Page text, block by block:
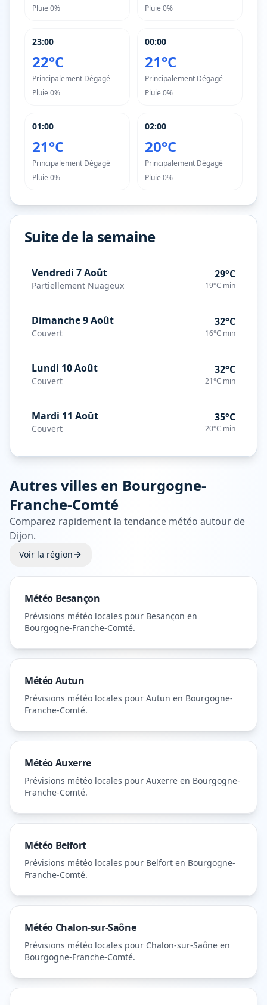
Pluie 0%
Pluie 0%
23:00
22°C
Principalement Dégagé
Pluie 0%
00:00
21°C
Principalement Dégagé
Pluie 0%
01:00
21°C
Principalement Dégagé
Pluie 0%
02:00
20°C
Principalement Dégagé
Pluie 0%
Suite de la semaine
Vendredi 7 Août
Partiellement Nuageux
29°C
19°C min
Dimanche 9 Août
Couvert
32°C
16°C min
Lundi 10 Août
Couvert
32°C
21°C min
Mardi 11 Août
Couvert
35°C
20°C min
Autres villes en Bourgogne-
Franche-Comté
Comparez rapidement la tendance météo autour de
Dijon.
Voir la région
Météo Besançon
Prévisions météo locales pour Besançon en
Bourgogne-Franche-Comté.
MétéoAutun
Prévisions météo locales pour Autun en Bourgogne-
Franche-Comté.
MétéoAuxerre
Prévisions météo locales pour Auxerre en Bourgogne-
Franche-Comté.
Météo Belfort
Prévisions météo locales pour Belfort en Bourgogne-
Franche-Comté.
Météo Chalon-sur-Saône
Prévisions météo locales pour Chalon-sur-Saône en
Bourgogne-Franche-Comté.